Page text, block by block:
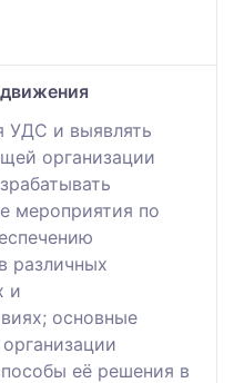
УДС и выявлять
организации
мероприятия по
различных
и
основные
её решения в